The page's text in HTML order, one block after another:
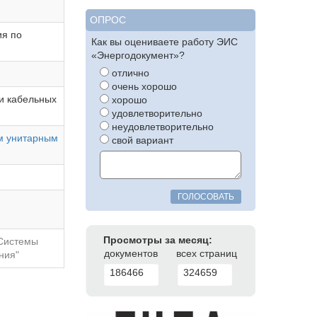
по
кабельных
унитарным
ОПРОС
Как вы оцениваете работу ЭИС
«Энергодокумент»?
отлично
очень хорошо
хорошо
удовлетворительно
неудовлетворительно
свой вариант
ГОЛОСОВАТЬ
Просмотры за месяц:
документов
всех страниц
186466
324659